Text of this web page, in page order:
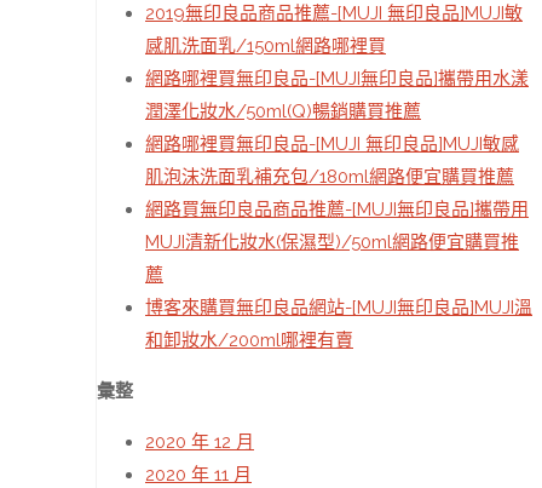
2019無印良品商品推薦-[MUJI 無印良品]MUJI敏
感肌洗面乳/150ml網路哪裡買
網路哪裡買無印良品-[MUJI無印良品]攜帶用水漾
潤澤化妝水/50ml(Q)暢銷購買推薦
網路哪裡買無印良品-[MUJI 無印良品]MUJI敏感
肌泡沫洗面乳補充包/180ml網路便宜購買推薦
網路買無印良品商品推薦-[MUJI無印良品]攜帶用
MUJI清新化妝水(保濕型)/50ml網路便宜購買推
薦
博客來購買無印良品網站-[MUJI無印良品]MUJI溫
和卸妝水/200ml哪裡有賣
彙整
2020 年 12 月
2020 年 11 月